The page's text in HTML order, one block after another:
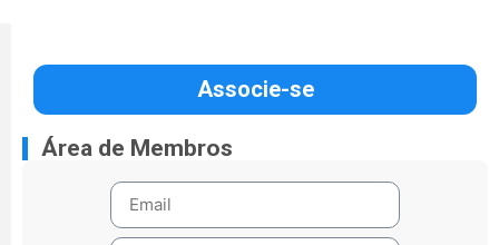
Associe-se
Área de Membros